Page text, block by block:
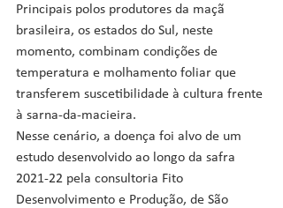
Principais polos produtores da maçã
brasileira, os estados do Sul, neste
momento, combinam condições de
temperatura e molhamento foliar que
transferem suscetibilidade à cultura frente
à sarna-da-macieira.
Nesse cenário, a doença foi alvo de um
estudo desenvolvido ao longo da safra
2021-22 pela consultoria Fito
Desenvolvimento e Produção, de São